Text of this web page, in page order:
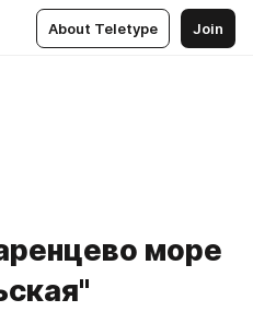
About Teletype Join
море